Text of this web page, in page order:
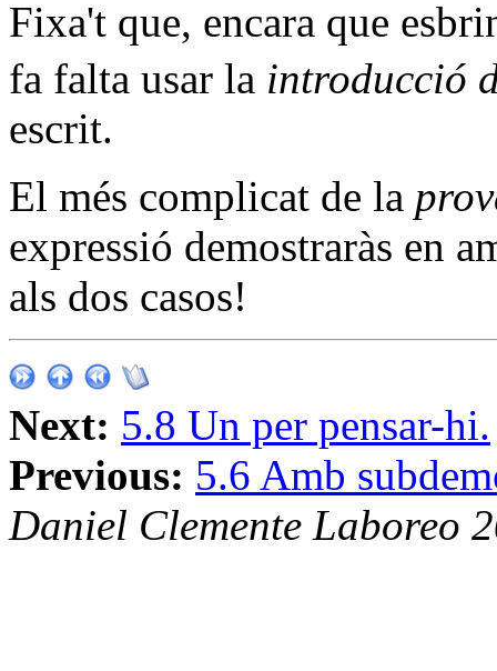
Fixa't que, encara que
fa falta usar la introducció
escrit.
El més complicat de la
expressió demostraràs en
als dos casos!
Next: 5.8 Un per pensar-hi.
Previous: 5.6 Amb
Daniel Clemente Laboreo